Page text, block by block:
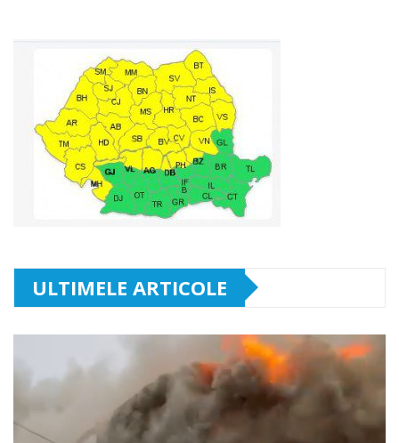
ULTIMELE ARTICOLE